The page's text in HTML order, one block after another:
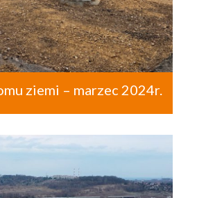
ziemi – marzec 2024r.